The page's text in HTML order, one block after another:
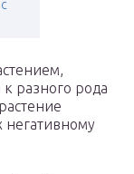
разного рода
негативному